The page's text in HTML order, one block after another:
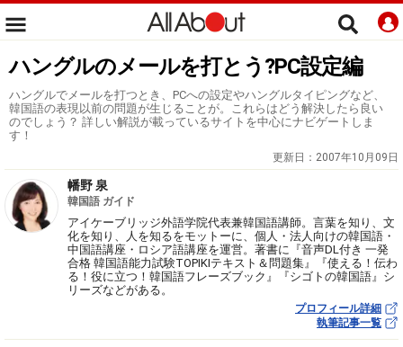
ハングルのメールを打とう?PC設定編
ハングルでメールを打つとき、PCへの設定やハングルタイピングなど、
韓国語の表現以前の問題が生じることが。これらはどう解決したら良い
のでしょう？ 詳しい解説が載っているサイトを中心にナビゲートしま
す！
更新日： 2007年10月09日
幡野 泉
韓国語 ガイド
アイケーブリッジ外語学院代表兼韓国語講師。言葉を知り、文
化を知り、人を知るをモットーに、個人・法人向けの韓国語・
中国語講座・ロシア語講座を運営。著書に『音声DL付き 一発
合格 韓国語能力試験TOPIKⅠテキスト＆問題集』『使える！伝わ
る！役に立つ！韓国語フレーズブック』『シゴトの韓国語』シ
リーズなどがある。
プロフィール詳細
執筆記事一覧